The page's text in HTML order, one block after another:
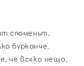
споменът,
бурканче.
че всяко нещо,